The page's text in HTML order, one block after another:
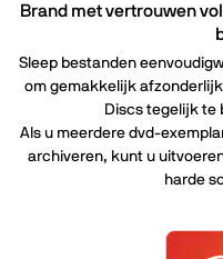
Brand met vertrouwen
Sleep bestanden
om gemakkelijk
Discs tegelijk te
Als u meerdere dvd-
archiveren, kunt u
harde